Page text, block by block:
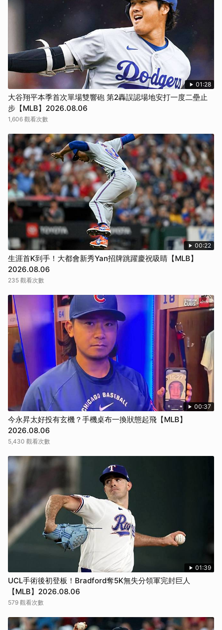
01:28
大谷翔平本季首次單場雙響砲 第2轟誤認場地安打一度二壘止
步【MLB】2026.08.06
1,606 觀看次數
00:22
生涯首K到手！大都會新秀Yan招牌跳躍慶祝吸睛【MLB】
2026.08.06
235 觀看次數
00:37
今永昇太好投有玄機？手機桌布一換狀態起飛【MLB】
2026.08.06
5,430 觀看次數
01:39
UCL手術後初登板！Bradford奪5K無失分領軍完封巨人
【MLB】2026.08.06
579 觀看次數